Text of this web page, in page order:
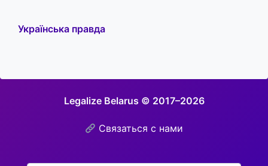
Українська правда
Legalize Belarus © 2017–2026
Связаться с нами